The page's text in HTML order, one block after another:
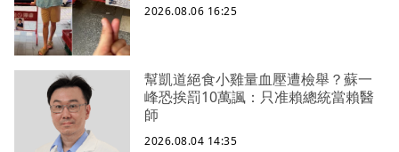
2026.08.06 16:25
幫凱道絕食小雞量血壓遭檢舉？蘇一
峰恐挨罰10萬諷：只准賴總統當賴醫
師
2026.08.04 14:35